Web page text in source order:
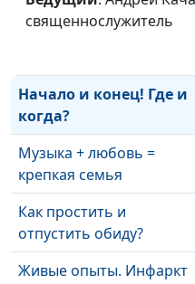
священнослужитель
Новое имя, новая
Начало и конец! Где и
когда?
Музыка + любовь =
крепкая семья
Как простить и
отпустить обиду?
Живые опыты. Инфаркт